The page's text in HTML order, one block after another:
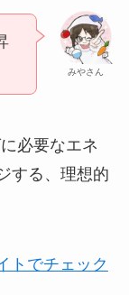
みやさん
必要なエネ
する、理想的
トでチェック